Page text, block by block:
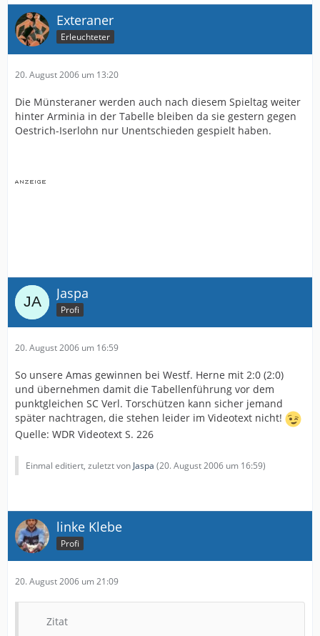
Exteraner
Erleuchteter
20. August 2006 um 13:20
Die Münsteraner werden auch nach diesem Spieltag weiter
hinter Arminia in der Tabelle bleiben da sie gestern gegen
Oestrich-Iserlohn nur Unentschieden gespielt haben.
Jaspa
Profi
20. August 2006 um 16:59
So unsere Amas gewinnen bei Westf. Herne mit 2:0 (2:0)
und übernehmen damit die Tabellenführung vor dem
punktgleichen SC Verl. Torschützen kann sicher jemand
später nachtragen, die stehen leider im Videotext nicht!
Quelle: WDR Videotext S. 226
Einmal editiert, zuletzt von Jaspa (20. August 2006 um 16:59)
linke Klebe
Profi
20. August 2006 um 21:09
Zitat